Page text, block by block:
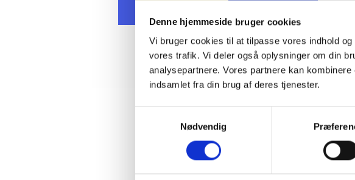
Denne hjemmeside bruger cookies
Vi bruger cookies til at tilpasse vores indhold
vores trafik. Vi deler også oplysninger om din
analysepartnere. Vores partnere kan
indsamlet fra din brug af deres tjenester.
Nødvendig